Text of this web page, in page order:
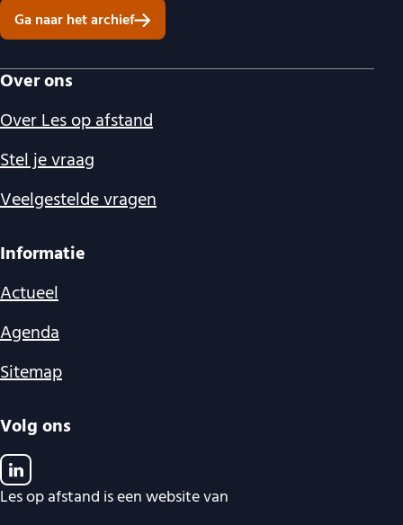
Ga naar het archief
Over ons
Over Les op afstand
Stel je vraag
Veelgestelde vragen
Informatie
Actueel
Agenda
Sitemap
Volg ons
Les op afstand is een website van